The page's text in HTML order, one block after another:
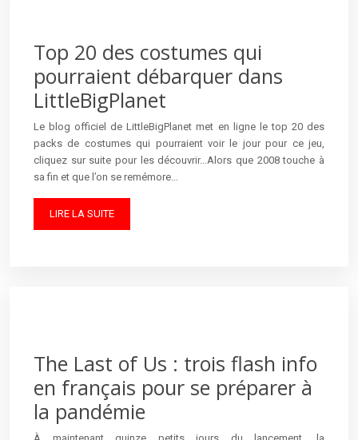
Top 20 des costumes qui
pourraient débarquer dans
LittleBigPlanet
Le blog officiel de LittleBigPlanet met en ligne le top 20 des
packs de costumes qui pourraient voir le jour pour ce jeu,
cliquez sur suite pour les découvrir…Alors que 2008 touche à
sa fin et que l’on se remémore…
LIRE LA SUITE
The Last of Us : trois flash info
en français pour se préparer à
la pandémie